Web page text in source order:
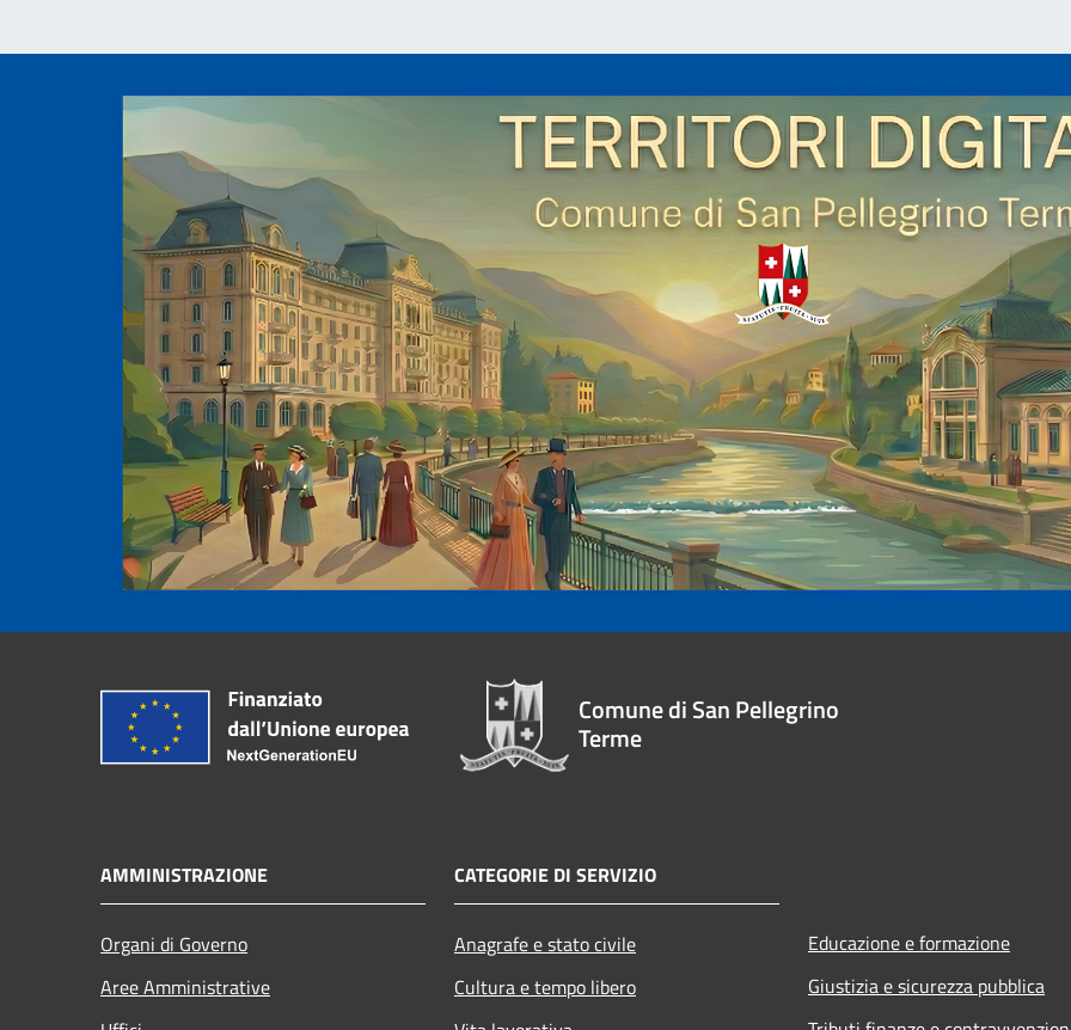
Comune di San Pellegrino
Terme
AMMINISTRAZIONE
Organi di Governo
Aree Amministrative
CATEGORIE DI SERVIZIO
Anagrafe e stato civile
Cultura e tempo libero
Educazione e formazione
Giustizia e sicurezza pubblica